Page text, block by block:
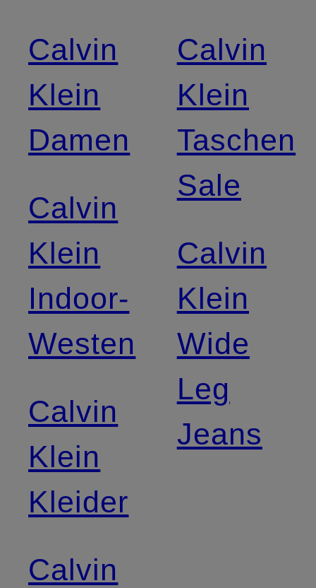
Calvin
Klein
Damen
Calvin
Klein
Indoor-
Westen
Calvin
Klein
Kleider
Calvin
Calvin
Klein
Taschen
Sale
Calvin
Klein
Wide
Leg
Jeans